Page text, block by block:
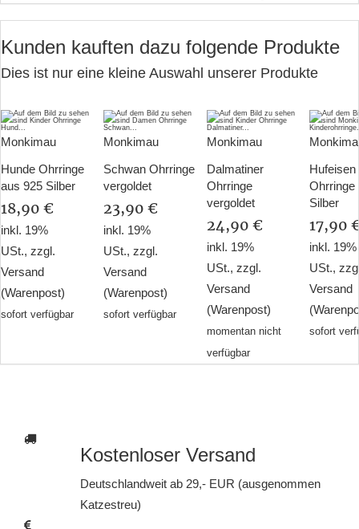
Kunden kauften dazu folgende Produkte
Dies ist nur eine kleine Auswahl unserer Produkte
Monkimau
Hunde Ohrringe
aus 925 Silber
18,90 €
inkl. 19%
USt., zzgl.
Versand
(Warenpost)
sofort verfügbar
Monkimau
Schwan Ohrringe
vergoldet
23,90 €
inkl. 19%
USt., zzgl.
Versand
(Warenpost)
sofort verfügbar
Monkimau
Dalmatiner
Ohrringe
vergoldet
24,90 €
inkl. 19%
USt., zzgl.
Versand
(Warenpost)
momentan nicht
verfügbar
Hufeisen
Ohrringe
Silber
17,90
inkl. 19%
USt.,
Versand
sofort
Kostenloser Versand
Deutschlandweit ab 29,- EUR (ausgenommen
Katzestreu)